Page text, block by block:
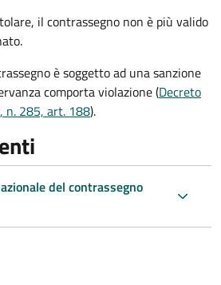
il contrassegno non è più valido
è soggetto ad una sanzione
comporta violazione (Decreto
285, art. 188).
del contrassegno